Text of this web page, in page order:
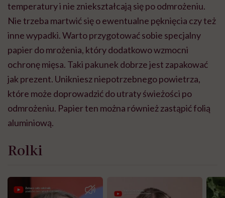
temperatury i nie zniekształcają się po odmrożeniu.
Nie trzeba martwić się o ewentualne pęknięcia czy też
inne wypadki. Warto przygotować sobie specjalny
papier do mrożenia, który dodatkowo wzmocni
ochronę mięsa. Taki pakunek dobrze jest zapakować
jak prezent. Unikniesz niepotrzebnego powietrza,
które może doprowadzić do utraty świeżości po
odmrożeniu. Papier ten można również zastąpić folią
aluminiową.
Rolki